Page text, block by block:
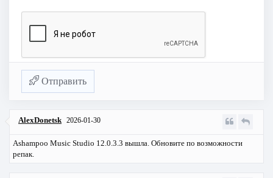
Отправить
AlexDonetsk 2026-01-30
Ashampoo Music Studio 12.0.3.3 вышла. Обновите по возможности
репак.